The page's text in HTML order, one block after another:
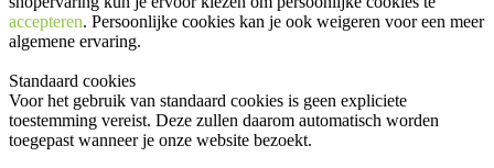
accepteren. Persoonlijke cookies kan je ook weigeren voor een meer
algemene ervaring.
Standaard cookies
Voor het gebruik van standaard cookies is geen expliciete
toestemming vereist. Deze zullen daarom automatisch worden
toegepast wanneer je onze website bezoekt.